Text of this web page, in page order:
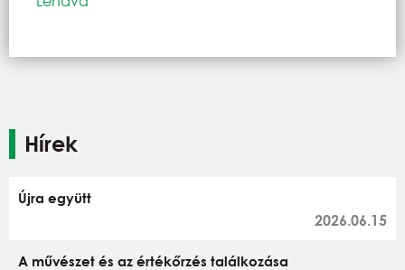
Hírek
Újra együtt
2026.06.15
A művészet és az értékőrzés találkozása